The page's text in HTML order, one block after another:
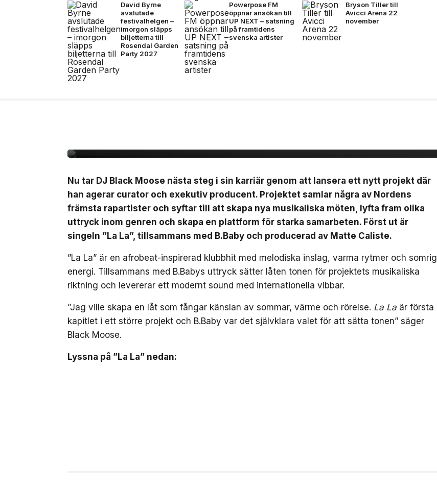
David Byrne
avslutade
festivalhelgen –
imorgon släpps
biljetterna till
Rosendal Garden
Party 2027
Powerpose FM
öppnar ansökan till
UP NEXT – satsning
på framtidens
svenska artister
Bryson Tiller till
Avicci Arena 22
november
Nu tar DJ Black Moose nästa steg i sin karriär genom att lansera ett nytt projekt där
han agerar curator och exekutiv producent. Projektet samlar några av Nordens
främsta rapartister och syftar till att skapa nya musikaliska möten, lyfta fram olika
uttryck inom genren och skapa en plattform för starka samarbeten. Först ut är
singeln ”La La”, tillsammans med B.Baby och producerad av Matte Caliste.
”La La” är en afrobeat-inspirerad klubbhit med melodiska inslag, varma rytmer och somrig
energi. Tillsammans med B.Babys uttryck sätter låten tonen för projektets musikaliska
riktning och levererar ett modernt sound med internationella vibbar.
”Jag ville skapa en låt som fångar känslan av sommar, värme och rörelse. La La är första
kapitlet i ett större projekt och B.Baby var det självklara valet för att sätta tonen” säger
Black Moose.
Lyssna på ”La La” nedan: